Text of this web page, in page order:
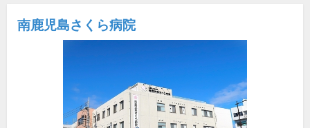
南鹿児島さくら病院